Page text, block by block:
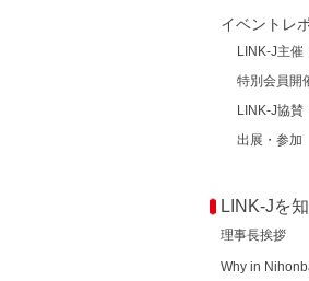
イベントレ
LINK-J主催
特別会員開
LINK-J協賛
出展・参加
LINK-Jを
理事長挨拶
Why in